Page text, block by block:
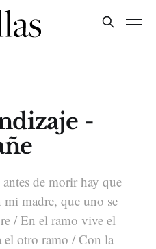
-
de morir hay que
madre, que uno se
/ En el ramo vive el
el otro ramo / Con la